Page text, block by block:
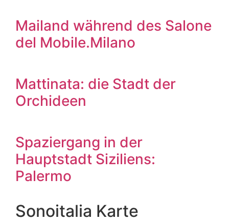
Mailand während des Salone
del Mobile.Milano
Mattinata: die Stadt der
Orchideen
Spaziergang in der
Hauptstadt Siziliens:
Palermo
Sonoitalia Karte